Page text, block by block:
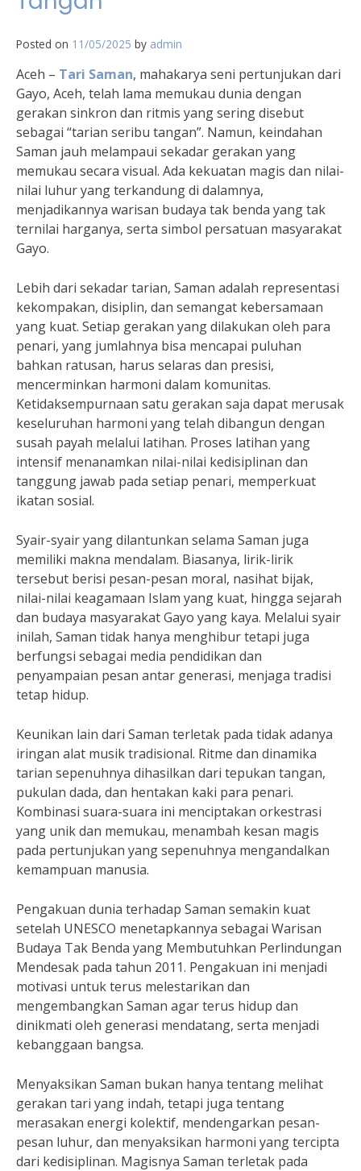
Posted on 11/05/2025 by admin
Aceh – Tari Saman, mahakarya seni pertunjukan dari
Gayo, Aceh, telah lama memukau dunia dengan
gerakan sinkron dan ritmis yang sering disebut
sebagai “tarian seribu tangan”. Namun, keindahan
Saman jauh melampaui sekadar gerakan yang
memukau secara visual. Ada kekuatan magis dan nilai-
nilai luhur yang terkandung di dalamnya,
menjadikannya warisan budaya tak benda yang tak
ternilai harganya, serta simbol persatuan masyarakat
Gayo.
Lebih dari sekadar tarian, Saman adalah representasi
kekompakan, disiplin, dan semangat kebersamaan
yang kuat. Setiap gerakan yang dilakukan oleh para
penari, yang jumlahnya bisa mencapai puluhan
bahkan ratusan, harus selaras dan presisi,
mencerminkan harmoni dalam komunitas.
Ketidaksempurnaan satu gerakan saja dapat merusak
keseluruhan harmoni yang telah dibangun dengan
susah payah melalui latihan. Proses latihan yang
intensif menanamkan nilai-nilai kedisiplinan dan
tanggung jawab pada setiap penari, memperkuat
ikatan sosial.
Syair-syair yang dilantunkan selama Saman juga
memiliki makna mendalam. Biasanya, lirik-lirik
tersebut berisi pesan-pesan moral, nasihat bijak,
nilai-nilai keagamaan Islam yang kuat, hingga sejarah
dan budaya masyarakat Gayo yang kaya. Melalui syair
inilah, Saman tidak hanya menghibur tetapi juga
berfungsi sebagai media pendidikan dan
penyampaian pesan antar generasi, menjaga tradisi
tetap hidup.
Keunikan lain dari Saman terletak pada tidak adanya
iringan alat musik tradisional. Ritme dan dinamika
tarian sepenuhnya dihasilkan dari tepukan tangan,
pukulan dada, dan hentakan kaki para penari.
Kombinasi suara-suara ini menciptakan orkestrasi
yang unik dan memukau, menambah kesan magis
pada pertunjukan yang sepenuhnya mengandalkan
kemampuan manusia.
Pengakuan dunia terhadap Saman semakin kuat
setelah UNESCO menetapkannya sebagai Warisan
Budaya Tak Benda yang Membutuhkan Perlindungan
Mendesak pada tahun 2011. Pengakuan ini menjadi
motivasi untuk terus melestarikan dan
mengembangkan Saman agar terus hidup dan
dinikmati oleh generasi mendatang, serta menjadi
kebanggaan bangsa.
Menyaksikan Saman bukan hanya tentang melihat
gerakan tari yang indah, tetapi juga tentang
merasakan energi kolektif, mendengarkan pesan-
pesan luhur, dan menyaksikan harmoni yang tercipta
dari kedisiplinan. Magisnya Saman terletak pada